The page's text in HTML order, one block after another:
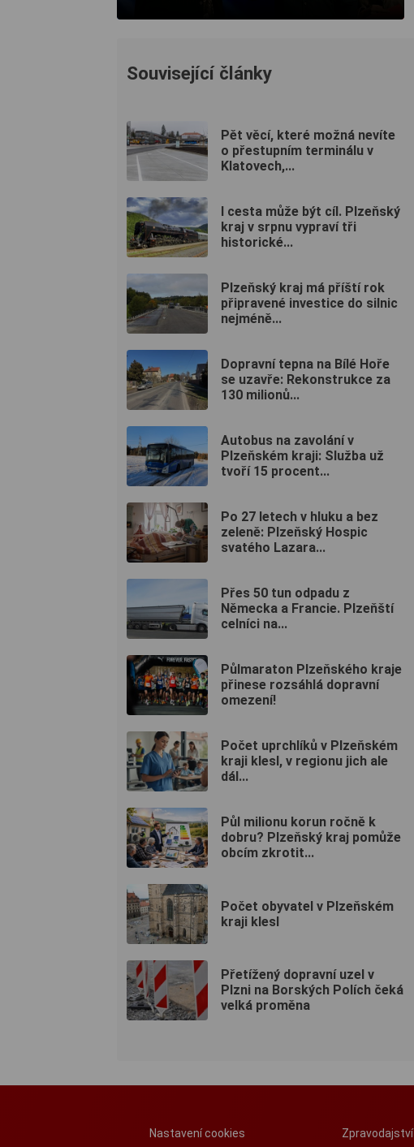
Související články
Pět věcí, které možná nevíte
o přestupním terminálu v
Klatovech,...
I cesta může být cíl. Plzeňský
kraj v srpnu vypraví tři
historické...
Plzeňský kraj má příští rok
připravené investice do silnic
nejméně...
Dopravní tepna na Bílé Hoře
se uzavře: Rekonstrukce za
130 milionů...
Autobus na zavolání v
Plzeňském kraji: Služba už
tvoří 15 procent...
Po 27 letech v hluku a bez
zeleně: Plzeňský Hospic
svatého Lazara...
Přes 50 tun odpadu z
Německa a Francie. Plzeňští
celníci na...
Půlmaraton Plzeňského kraje
přinese rozsáhlá dopravní
omezení!
Počet uprchlíků v Plzeňském
kraji klesl, v regionu jich ale
dál...
Půl milionu korun ročně k
dobru? Plzeňský kraj pomůže
obcím zkrotit...
Počet obyvatel v Plzeňském
kraji klesl
Přetížený dopravní uzel v
Plzni na Borských Polích čeká
velká proměna
Nastavení cookies Zpravodajství